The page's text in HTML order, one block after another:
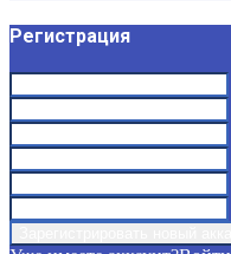
Регистрация